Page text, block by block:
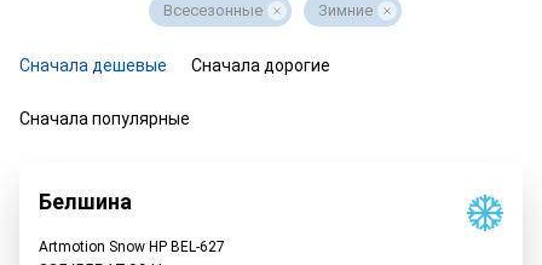
Всесезонные Зимние
Сначала дешевые Сначала дорогие
Сначала популярные
Белшина
Artmotion Snow HP BEL-627